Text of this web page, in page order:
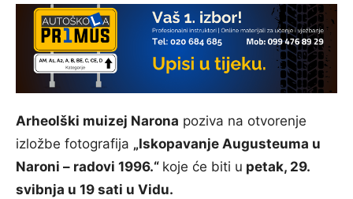
Arheolški muizej Narona poziva na otvorenje
izložbe fotografija „Iskopavanje Augusteuma u
Naroni – radovi 1996.“ koje će biti u petak, 29.
svibnja u 19 sati u Vidu.